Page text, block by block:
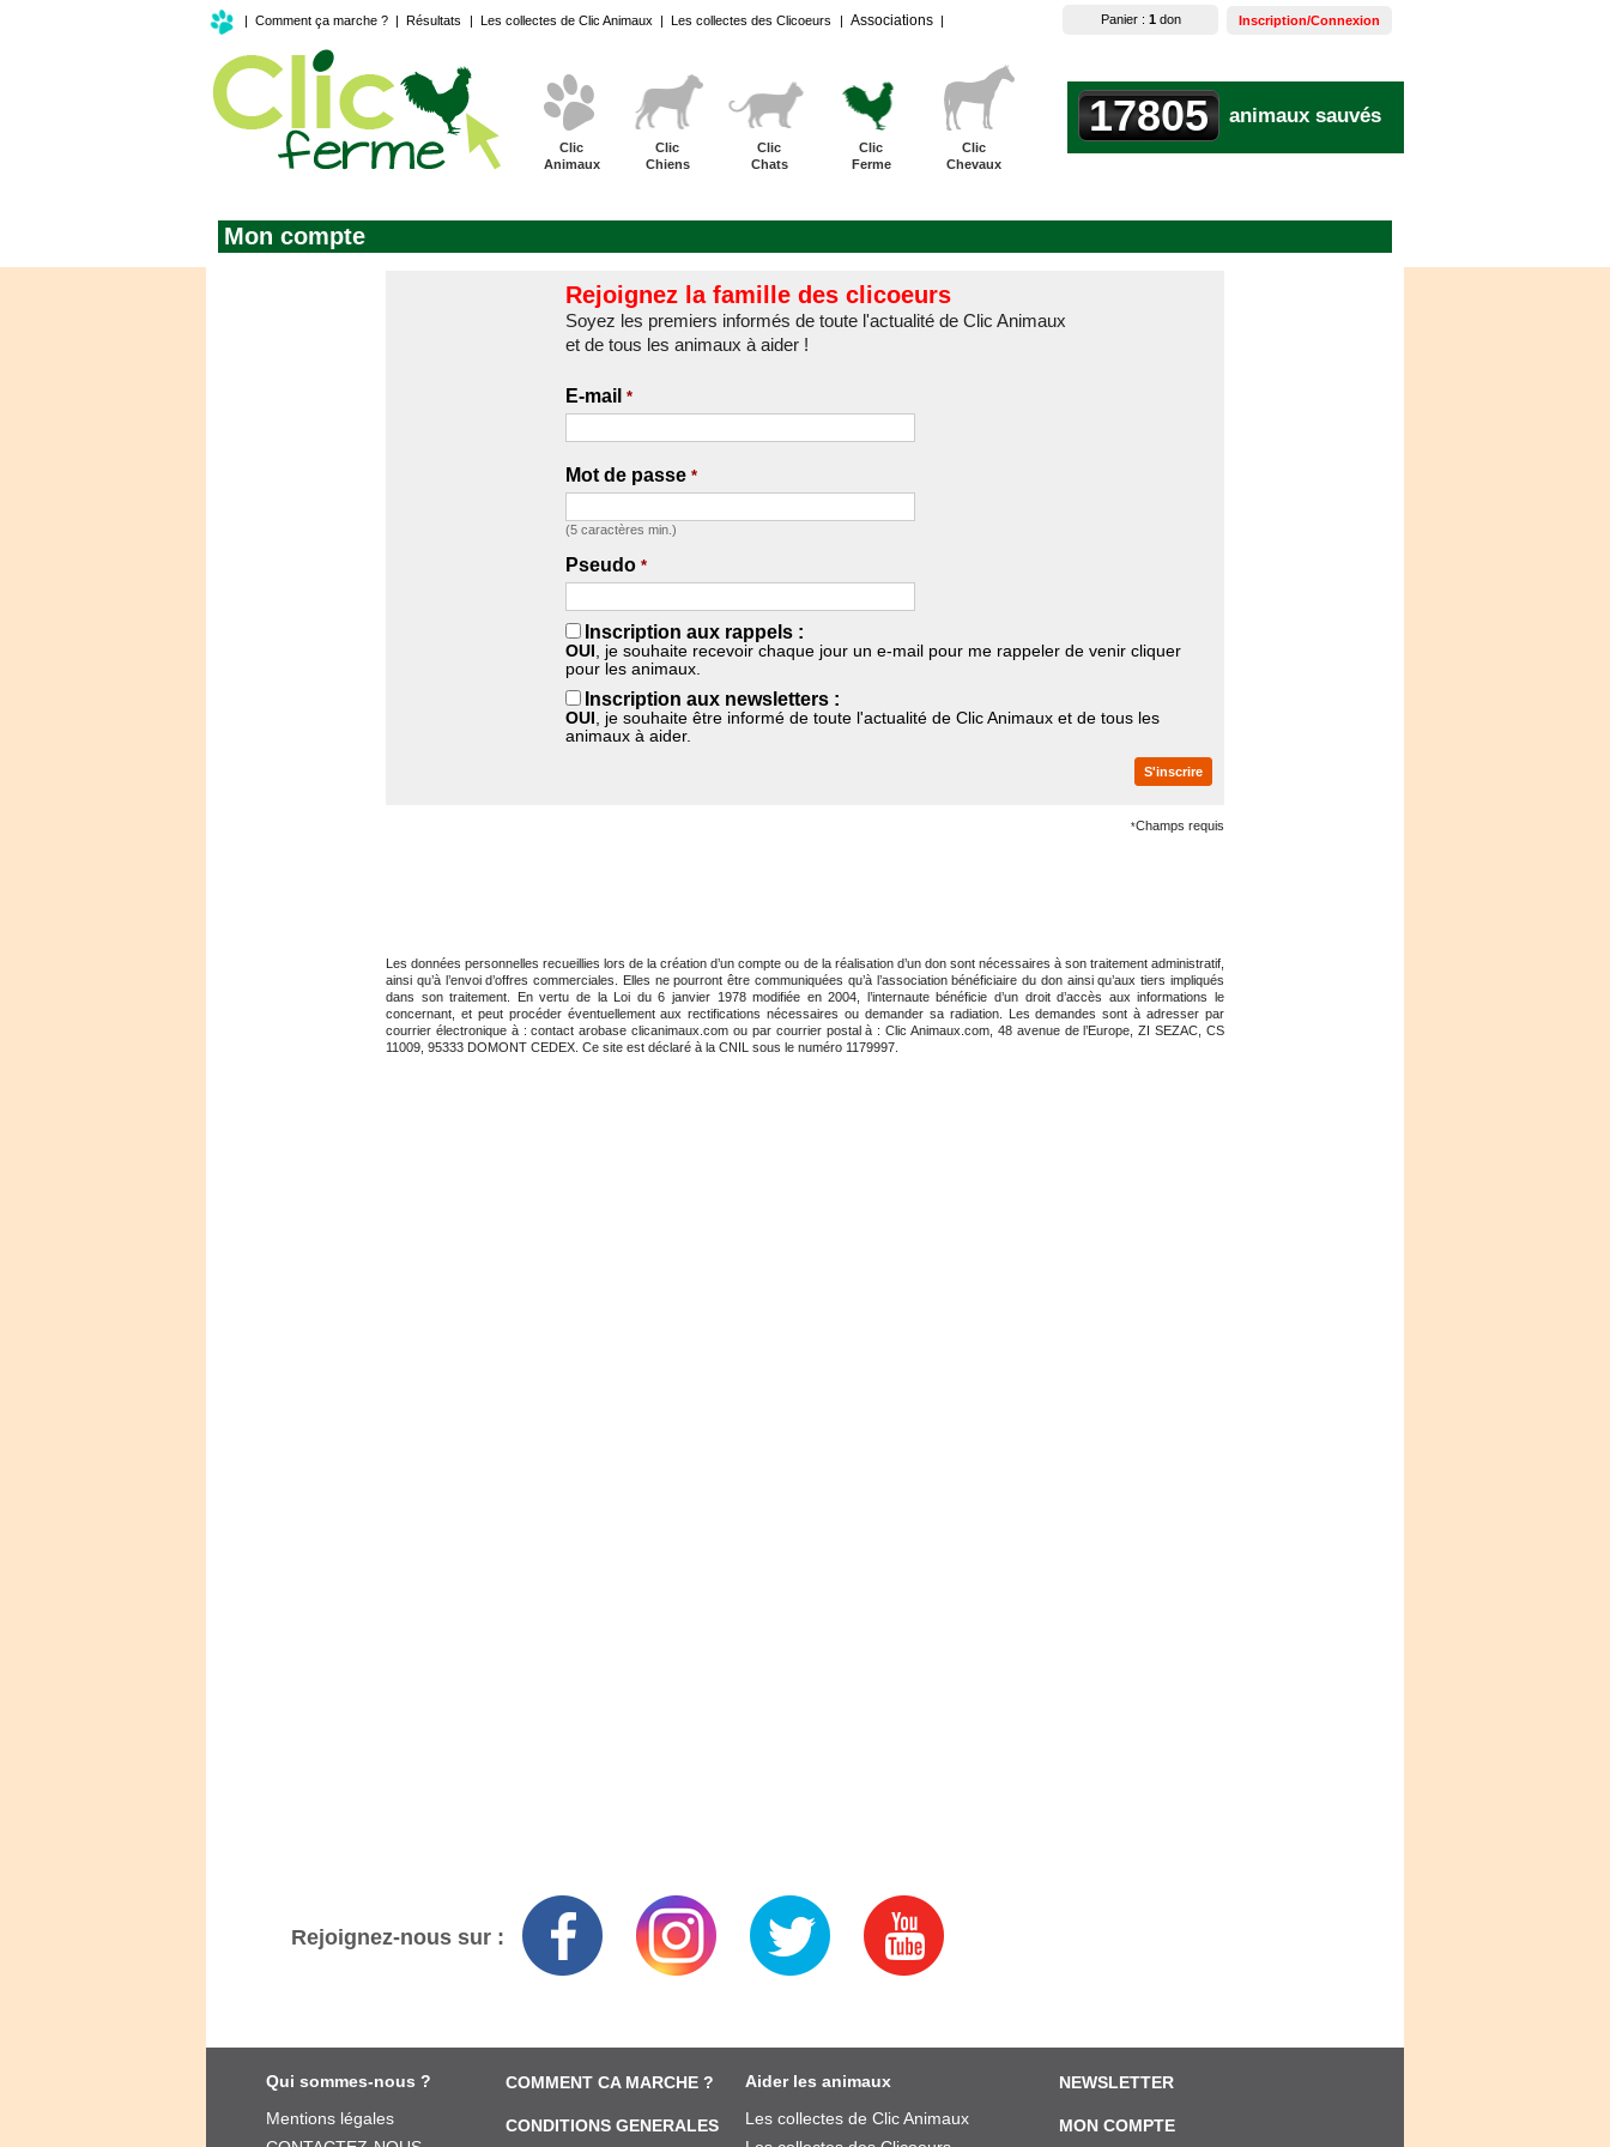
| Comment ça marche ? | Résultats | Les collectes de Clic Animaux | Les collectes des Clicoeurs | Associations |
Clic
Animaux
Clic
Chiens
Clic
Chats
Clic
Ferme
Clic
Chevaux
animaux sauvés
17805
Inscription/Connexion
Panier : 1 don
Mon compte
Rejoignez la famille des clicoeurs
Soyez les premiers informés de toute l'actualité de Clic Animaux
et de tous les animaux à aider !
E-mail *
Mot de passe *
(5 caractères min.)
Pseudo *
Inscription aux rappels :
OUI , je souhaite recevoir chaque jour un e-mail pour me rappeler de venir cliquer
pour les animaux.
Inscription aux newsletters :
OUI , je souhaite être informé de toute l'actualité de Clic Animaux et de tous les
animaux à aider.
*Champs requis
Les données personnelles recueillies lors de la création d’un compte ou de la réalisation d’un don sont nécessaires à son traitement administratif,
ainsi qu’à l’envoi d’offres commerciales. Elles ne pourront être communiquées qu’à l’association bénéficiaire du don ainsi qu’aux tiers impliqués
dans son traitement. En vertu de la Loi du 6 janvier 1978 modifiée en 2004, l’internaute bénéficie d’un droit d’accès aux informations le
concernant, et peut procéder éventuellement aux rectifications nécessaires ou demander sa radiation. Les demandes sont à adresser par
courrier électronique à : contact arobase clicanimaux.com ou par courrier postal à : Clic Animaux.com, 48 avenue de l’Europe, ZI SEZAC, CS
11009, 95333 DOMONT CEDEX. Ce site est déclaré à la CNIL sous le numéro 1179997.
Rejoignez-nous sur :
Qui sommes-nous ?
Mentions légales
COMMENT CA MARCHE ?
CONDITIONS GENERALES
Aider les animaux
Les collectes de Clic Animaux
NEWSLETTER
MON COMPTE